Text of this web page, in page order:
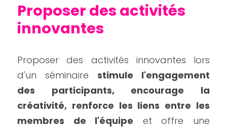
Proposer des activités
innovantes
Proposer des activités innovantes lors
d'un séminaire stimule l'engagement
des participants, encourage la
créativité, renforce les liens entre les
membres de l'équipe et offre une